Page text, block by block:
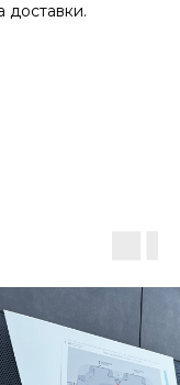
доставки.